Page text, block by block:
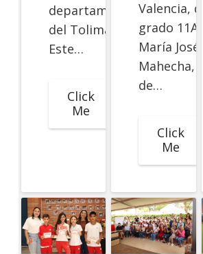
departamento
del Tolima.
Este…
Click
Me
Valencia, de
grado 11A, y
María José
Mahecha,
de…
Click
Me